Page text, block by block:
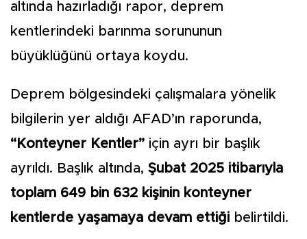
altında hazırladığı rapor, deprem
kentlerindeki barınma sorununun
büyüklüğünü ortaya koydu.
Deprem bölgesindeki çalışmalara yönelik
bilgilerin yer aldığı AFAD’ın raporunda,
“Konteyner Kentler” için ayrı bir başlık
ayrıldı. Başlık altında, Şubat 2025 itibarıyla
toplam 649 bin 632 kişinin konteyner
kentlerde yaşamaya devam ettiği belirtildi.